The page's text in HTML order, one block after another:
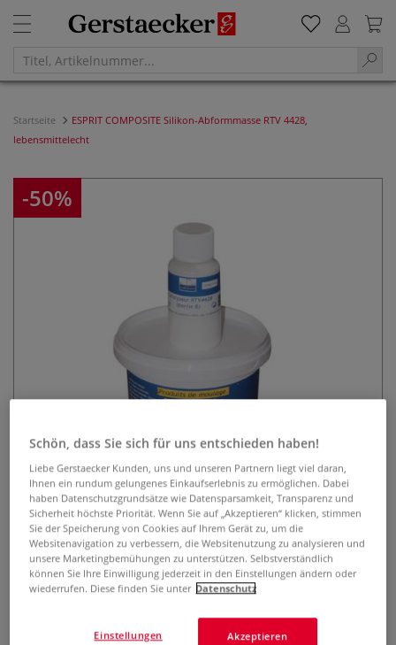
Startseite
ESPRIT COMPOSITE Silikon-Abformmasse RTV 4428,
lebensmittelecht
-50%
ESPRIT COMPOSITE Silikon-
Abformmasse RTV 4428,
Schön, dass Sie sich für uns entschieden haben!
Liebe Gerstaecker Kunden, uns und unseren Partnern liegt viel daran,
Ihnen ein rundum gelungenes Einkaufserlebnis zu ermöglichen. Dabei
haben Datenschutzgrundsätze wie Datensparsamkeit, Transparenz und
Sicherheit höchste Priorität. Wenn Sie auf „Akzeptieren“ klicken, stimmen
Sie der Speicherung von Cookies auf Ihrem Gerät zu, um die
Websitenavigation zu verbessern, die Websitenutzung zu analysieren und
unsere Marketingbemühungen zu unterstützen. Selbstverständlich
können Sie Ihre Einwilligung jederzeit in den Einstellungen ändern oder
wiederrufen. Diese finden Sie unter Datenschutz
Akzeptieren
Einstellungen